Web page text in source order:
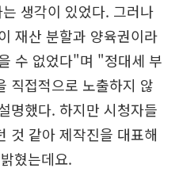
생각이 있었다. 그러나
재산 분할과 양육권이라
수 없었다"며 "정대세 부
직접적으로 노출하지 않
명했다. 하지만 시청자들
것 같아 제작진을 대표해
혔는데요.